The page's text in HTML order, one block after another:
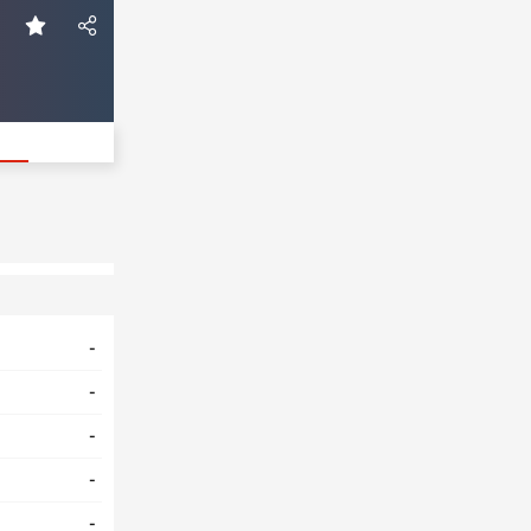
-
-
-
-
-